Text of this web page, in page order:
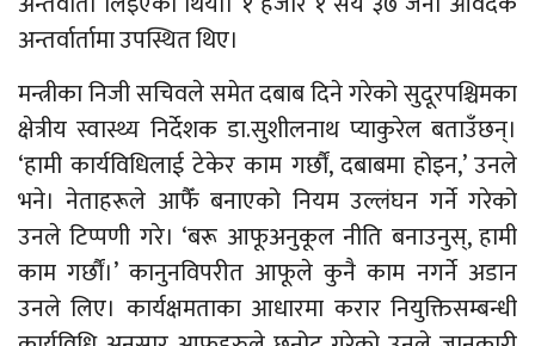
अन्तर्वार्तामा उपस्थित थिए।
मन्त्रीका निजी सचिवले समेत दबाब दिने गरेको सुदूरपश्चिमका
क्षेत्रीय स्वास्थ्य निर्देशक डा.सुशीलनाथ प्याकुरेल बताउँछन्।
‘हामी कार्यविधिलाई टेकेर काम गर्छौं, दबाबमा होइन,’ उनले
भने। नेताहरूले आफैँ बनाएको नियम उल्लंघन गर्ने गरेको
उनले टिप्पणी गरे। ‘बरू आफूअनुकूल नीति बनाउनुस्, हामी
काम गर्छौं।’ कानुनविपरीत आफूले कुनै काम नगर्ने अडान
उनले लिए। कार्यक्षमताका आधारमा करार नियुक्तिसम्बन्धी